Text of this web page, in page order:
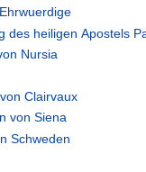
des heiligen Apostels
Nursia
Clairvaux
von Siena
Schweden